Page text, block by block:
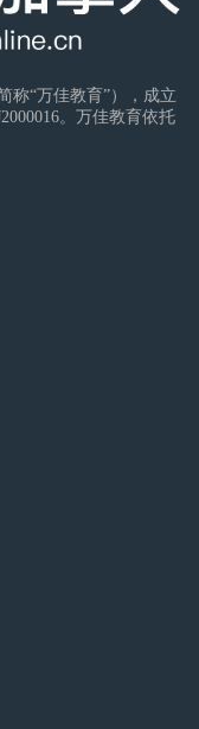
称“万佳教育”），成立
。万佳教育依托